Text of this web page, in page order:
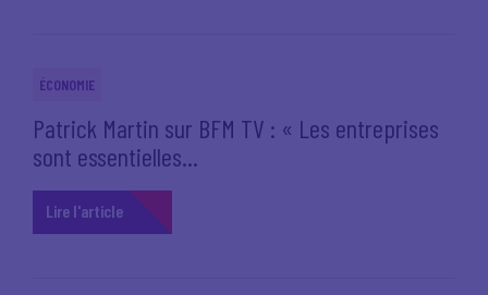
ÉCONOMIE
Patrick Martin sur BFM TV : « Les entreprises
sont essentielles...
Lire l'article